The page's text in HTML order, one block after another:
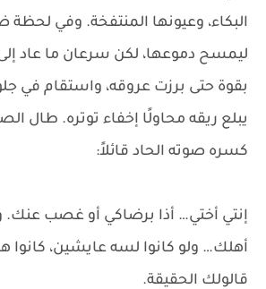
البكاء، وعيونها المنتفخة. وفي
ليمسح دموعها، لكن سرعان ما عاد إلى
بقوة حتى برزت عروقه، واستقام في
يبلع ريقه محاولًا إخفاء توتره. طال
كسره صوته الحاد قائلاً:
إنتي أختي… أذا برضاكي أو غصب
أهلك… ولو كانوا لسه عايشين،
قالولك الحقيقة.